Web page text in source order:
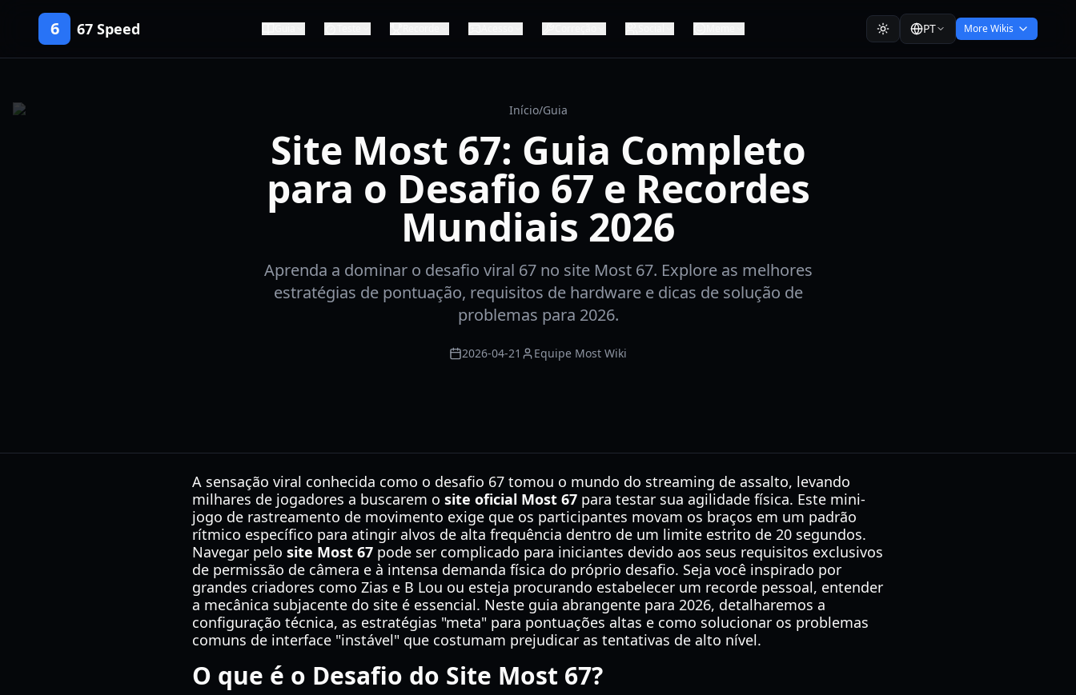
6 67 Speed PT More Wikis
Início/Guia
Site Most 67: Guia Completo
para o Desafio 67 e Recordes
Mundiais 2026
Aprenda a dominar o desafio viral 67 no site Most 67. Explore as melhores
estratégias de pontuação, requisitos de hardware e dicas de solução de
problemas para 2026.
2026-04-21 Equipe Most Wiki
A sensação viral conhecida como o desafio 67 tomou o mundo do streaming de assalto, levando
milhares de jogadores a buscarem o site oficial Most 67 para testar sua agilidade física. Este mini-
jogo de rastreamento de movimento exige que os participantes movam os braços em um padrão
rítmico específico para atingir alvos de alta frequência dentro de um limite estrito de 20 segundos.
Navegar pelo site Most 67 pode ser complicado para iniciantes devido aos seus requisitos exclusivos
de permissão de câmera e à intensa demanda física do próprio desafio. Seja você inspirado por
grandes criadores como Zias e B Lou ou esteja procurando estabelecer um recorde pessoal, entender
a mecânica subjacente do site é essencial. Neste guia abrangente para 2026, detalharemos a
configuração técnica, as estratégias "meta" para pontuações altas e como solucionar os problemas
comuns de interface "instável" que costumam prejudicar as tentativas de alto nível.
O que é o Desafio do Site Most 67?